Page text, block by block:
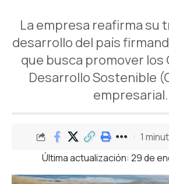
La empresa reafirma su
desarrollo del país
que busca promover los
Desarrollo Sostenible
empresarial.
Última actualización: 29 de
1